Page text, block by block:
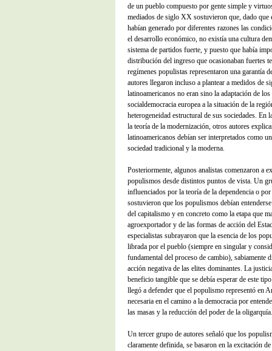
de un pueblo compuesto por gente simple y
mediados de siglo XX sostuvieron que, dado que
habían generado por diferentes razones las
el desarrollo económico, no existía una cultura
sistema de partidos fuerte, y puesto que había
distribución del ingreso que ocasionaban fuertes
regímenes populistas representaron una garantía
autores llegaron incluso a plantear a medidos de
latinoamericanos no eran sino la adaptación de
socialdemocracia europea a la situación de la
heterogeneidad estructural de sus sociedades. En
la teoría de la modernización, otros autores
latinoamericanos debían ser interpretados como
sociedad tradicional y la moderna.
Posteriormente, algunos analistas comenzaron a
populismos desde distintos puntos de vista. Un
influenciados por la teoría de la dependencia o
sostuvieron que los populismos debían
del capitalismo y en concreto como la etapa que
agroexportador y de las formas de acción del
especialistas subrayaron que la esencia de los
librada por el pueblo (siempre en singular y
fundamental del proceso de cambio), sabiamente
acción negativa de las elites dominantes. La
beneficio tangible que se debía esperar de este
llegó a defender que el populismo representó en
necesaria en el camino a la democracia por
las masas y la reducción del poder de la oligarquía.
Un tercer grupo de autores señaló que los
claramente definida, se basaron en la excitación